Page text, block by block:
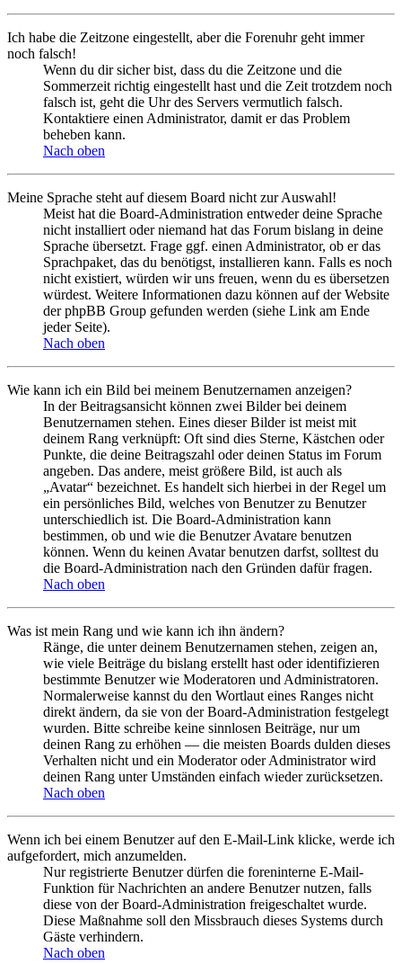
Ich habe die Zeitzone eingestellt, aber die Forenuhr geht immer
noch falsch!
Wenn du dir sicher bist, dass du die Zeitzone und die
Sommerzeit richtig eingestellt hast und die Zeit trotzdem noch
falsch ist, geht die Uhr des Servers vermutlich falsch.
Kontaktiere einen Administrator, damit er das Problem
beheben kann.
Nach oben
Meine Sprache steht auf diesem Board nicht zur Auswahl!
Meist hat die Board-Administration entweder deine Sprache
nicht installiert oder niemand hat das Forum bislang in deine
Sprache übersetzt. Frage ggf. einen Administrator, ob er das
Sprachpaket, das du benötigst, installieren kann. Falls es noch
nicht existiert, würden wir uns freuen, wenn du es übersetzen
würdest. Weitere Informationen dazu können auf der Website
der phpBB Group gefunden werden (siehe Link am Ende
jeder Seite).
Nach oben
Wie kann ich ein Bild bei meinem Benutzernamen anzeigen?
In der Beitragsansicht können zwei Bilder bei deinem
Benutzernamen stehen. Eines dieser Bilder ist meist mit
deinem Rang verknüpft: Oft sind dies Sterne, Kästchen oder
Punkte, die deine Beitragszahl oder deinen Status im Forum
angeben. Das andere, meist größere Bild, ist auch als
„Avatar“ bezeichnet. Es handelt sich hierbei in der Regel um
ein persönliches Bild, welches von Benutzer zu Benutzer
unterschiedlich ist. Die Board-Administration kann
bestimmen, ob und wie die Benutzer Avatare benutzen
können. Wenn du keinen Avatar benutzen darfst, solltest du
die Board-Administration nach den Gründen dafür fragen.
Nach oben
Was ist mein Rang und wie kann ich ihn ändern?
Ränge, die unter deinem Benutzernamen stehen, zeigen an,
wie viele Beiträge du bislang erstellt hast oder identifizieren
bestimmte Benutzer wie Moderatoren und Administratoren.
Normalerweise kannst du den Wortlaut eines Ranges nicht
direkt ändern, da sie von der Board-Administration festgelegt
wurden. Bitte schreibe keine sinnlosen Beiträge, nur um
deinen Rang zu erhöhen — die meisten Boards dulden dieses
Verhalten nicht und ein Moderator oder Administrator wird
deinen Rang unter Umständen einfach wieder zurücksetzen.
Nach oben
Wenn ich bei einem Benutzer auf den E-Mail-Link klicke, werde ich
aufgefordert, mich anzumelden.
Nur registrierte Benutzer dürfen die foreninterne E-Mail-
Funktion für Nachrichten an andere Benutzer nutzen, falls
diese von der Board-Administration freigeschaltet wurde.
Diese Maßnahme soll den Missbrauch dieses Systems durch
Gäste verhindern.
Nach oben